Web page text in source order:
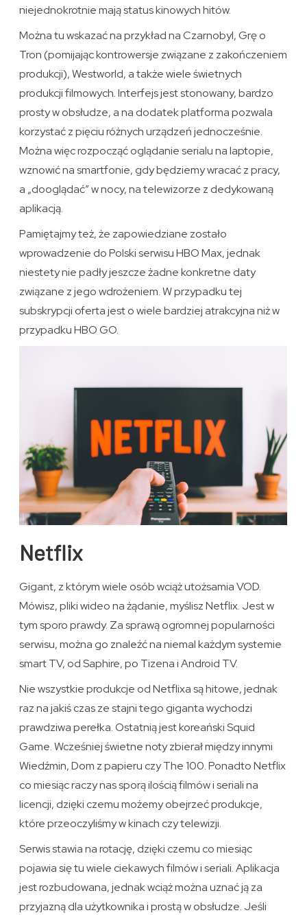
niejednokrotnie mają status kinowych hitów.
Można tu wskazać na przykład na Czarnobyl, Grę o
Tron (pomijając kontrowersje związane z zakończeniem
produkcji), Westworld, a także wiele świetnych
produkcji filmowych. Interfejs jest stonowany, bardzo
prosty w obsłudze, a na dodatek platforma pozwala
korzystać z pięciu różnych urządzeń jednocześnie.
Można więc rozpocząć oglądanie serialu na laptopie,
wznowić na smartfonie, gdy będziemy wracać z pracy,
a „dooglądać” w nocy, na telewizorze z dedykowaną
aplikacją.
Pamiętajmy też, że zapowiedziane zostało
wprowadzenie do Polski serwisu HBO Max, jednak
niestety nie padły jeszcze żadne konkretne daty
związane z jego wdrożeniem. W przypadku tej
subskrypcji oferta jest o wiele bardziej atrakcyjna niż w
przypadku HBO GO.
Netflix
Gigant, z którym wiele osób wciąż utożsamia VOD.
Mówisz, pliki wideo na żądanie, myślisz Netflix. Jest w
tym sporo prawdy. Za sprawą ogromnej popularności
serwisu, można go znaleźć na niemal każdym systemie
smart TV, od Saphire, po Tizena i Android TV.
Nie wszystkie produkcje od Netflixa są hitowe, jednak
raz na jakiś czas ze stajni tego giganta wychodzi
prawdziwa perełka. Ostatnią jest koreański Squid
Game. Wcześniej świetne noty zbierał między innymi
Wiedźmin, Dom z papieru czy The 100. Ponadto Netflix
co miesiąc raczy nas sporą ilością filmów i seriali na
licencji, dzięki czemu możemy obejrzeć produkcje,
które przeoczyliśmy w kinach czy telewizji.
Serwis stawia na rotację, dzięki czemu co miesiąc
pojawia się tu wiele ciekawych filmów i seriali. Aplikacja
jest rozbudowana, jednak wciąż można uznać ją za
przyjazną dla użytkownika i prostą w obsłudze. Jeśli